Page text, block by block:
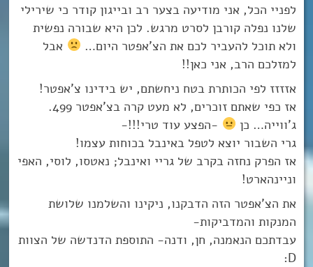
לפניי הכל, אני מודיעה בצער רב ובייגון קודר כי שירילי
שלנו נפלה קורבן לסרט מרגש. לכן היא שבורה נפשית
ולא תוכל להעביר לכם את הצ’אפטר היום…
אבל
למזלכם הרב, אני כאן!!
אזזזז לפי הכותרת בטח ניחשתם, יש בידינו צ’אפטר!
אז כפי שאתם זוכרים, לא מעט קרה בצ’אפטר 499.
ג’ווייה… כן
-הפצע עוד טרי!!!-
גרי השבור יוצא לטפל באינבל בכוחות עצמו!
אז הפרק נחזה בקרב של גריי ואינבל; נאטסו, לוסי, האפי
וניינהארט!
את הצ’אפטר הזה הדבקנו, ניקינו והשלמנו שלושת
המנקות והמדביקות-
עבדתכם הנאמנה, חן, ודנה- התוספת הדנדשה של הצוות
D: